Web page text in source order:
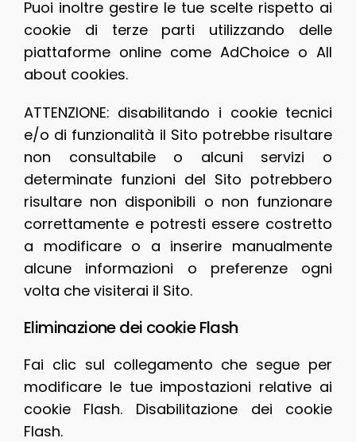
Puoi inoltre gestire le tue scelte rispetto ai
cookie di terze parti utilizzando delle
piattaforme online come AdChoice o All
about cookies.
ATTENZIONE: disabilitando i cookie tecnici
e/o di funzionalità il Sito potrebbe risultare
non consultabile o alcuni servizi o
determinate funzioni del Sito potrebbero
risultare non disponibili o non funzionare
correttamente e potresti essere costretto
a modificare o a inserire manualmente
alcune informazioni o preferenze ogni
volta che visiterai il Sito.
Eliminazione dei cookie Flash
Fai clic sul collegamento che segue per
modificare le tue impostazioni relative ai
cookie Flash. Disabilitazione dei cookie
Flash.